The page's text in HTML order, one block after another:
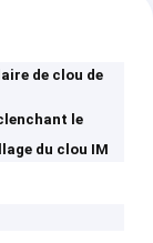
de clou de
le
du clou IM